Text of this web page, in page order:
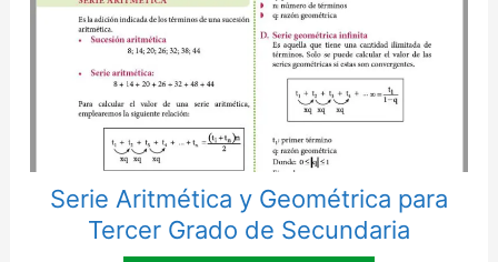
Serie Aritmética y Geométrica para
Tercer Grado de Secundaria